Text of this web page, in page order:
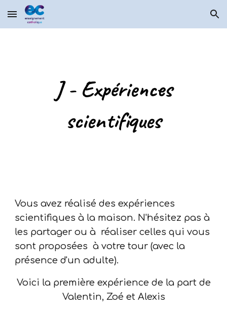
Skip to main content Skip to navigation
J - Expériences
scientifiques
Vous avez réalisé des expériences
scientifiques à la maison. N'hésitez pas à
les partager ou à réaliser celles qui vous
sont proposées à votre tour (avec la
présence d'un adulte).
Voici la première expérience de la part de
Valentin, Zoé et Alexis